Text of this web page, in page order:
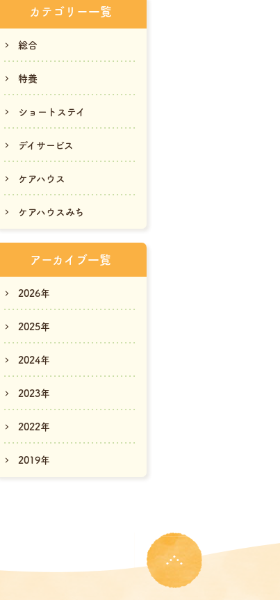
カテゴリー一覧
総合
特養
ショートステイ
デイサービス
ケアハウス
ケアハウスみち
アーカイブ一覧
2026年
2025年
2024年
2023年
2022年
2019年